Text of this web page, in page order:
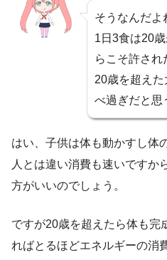
そうなんだよ
1日3食は20
らこそ許され
20歳を超え
べ過ぎだと思
はい、子供は体も動かすし体
人とは違い消費も速いですか
方がいいのでしょう。
ですが20歳を超えたら体も完
ればとるほどエネルギーの消